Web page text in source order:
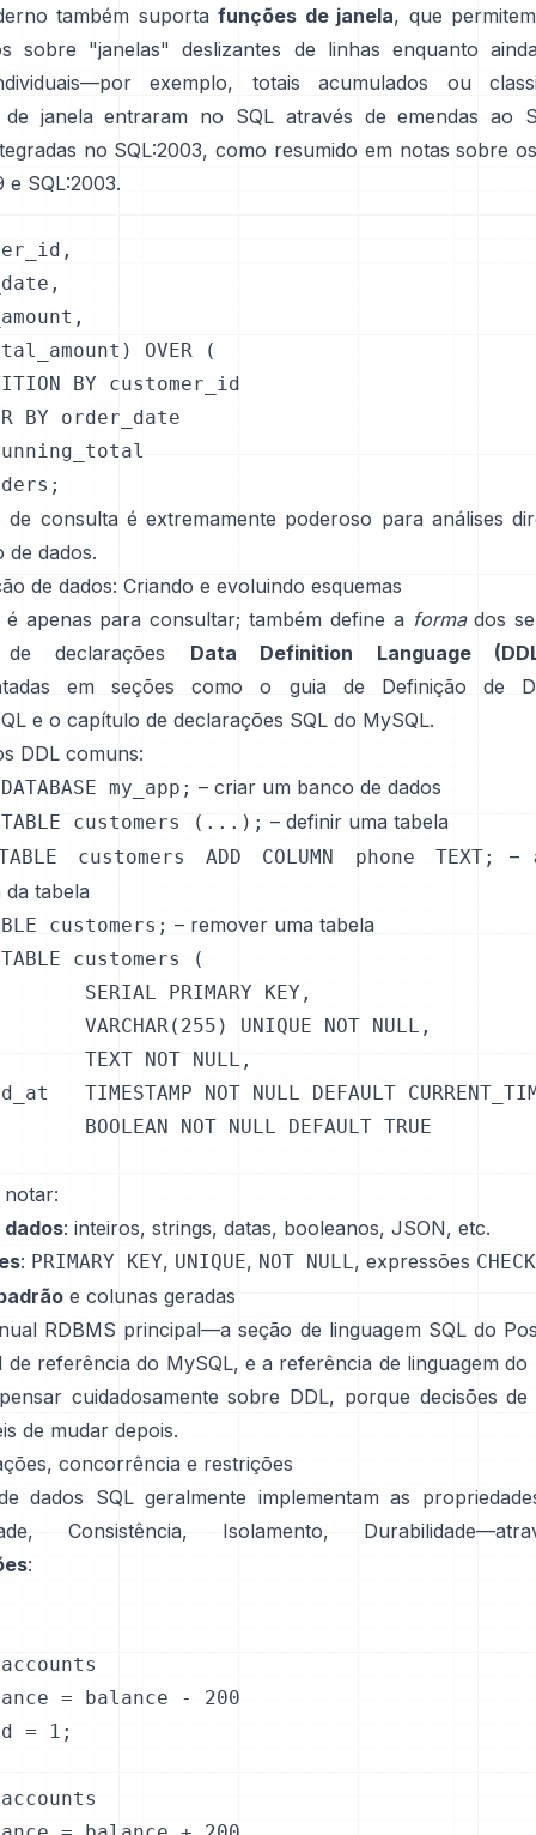
também suportafunções de janela, que
sobre "janelas" deslizantes de linhas enquanto
exemplo, totais acumulados ou
de janela entraram no SQL através de emendas ao
no SQL:2003, como resumido em notas sobre
e SQL:2003.
OVER (
BY customer_id
BY order_date
de consulta é extremamente poderoso para análises
de dados.
de dados: Criando e evoluindo esquemas
é apenas para consultar; também define a formados
de declarações Data Definition Language
em seções como o
guia de Definição de
e o capítulo de declarações SQL do MySQL.
DDL comuns:
my_app; – criar um banco de dados
TABLE customers (...); – definir uma tabela
customers ADD COLUMN phone TEXT;
–
tabela
customers; – remover uma tabela
TABLE customers (
SERIAL PRIMARY KEY,
VARCHAR(255) UNIQUE NOT NULL,
TEXT NOT NULL,
TIMESTAMP NOT NULL DEFAULT
BOOLEAN NOT NULL DEFAULT TRUE
dados: inteiros, strings, datas, booleanos, JSON, etc.
: PRIMARY KEY, UNIQUE, NOT NULL, expressões CHECK
e colunas geradas
RDBMS principal—a seção de linguagem SQL do
de referência do MySQL, e a referência de linguagem do
cuidadosamente sobre DDL, porque decisões de
de mudar depois.
concorrência e restrições
dados SQL geralmente implementam as
Consistência, Isolamento,
:
accounts
= balance - 200
id = 1;
accounts